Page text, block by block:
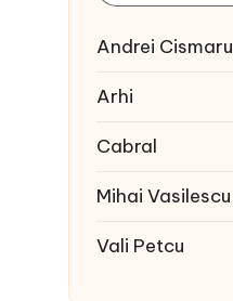
Andrei Cismaru
Arhi
Cabral
Mihai Vasilescu
Vali Petcu